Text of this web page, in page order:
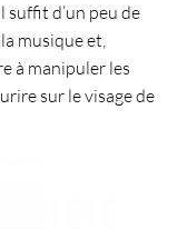
suffit d’un peu de
musiqueet,
à manipuler les
sur le visage de